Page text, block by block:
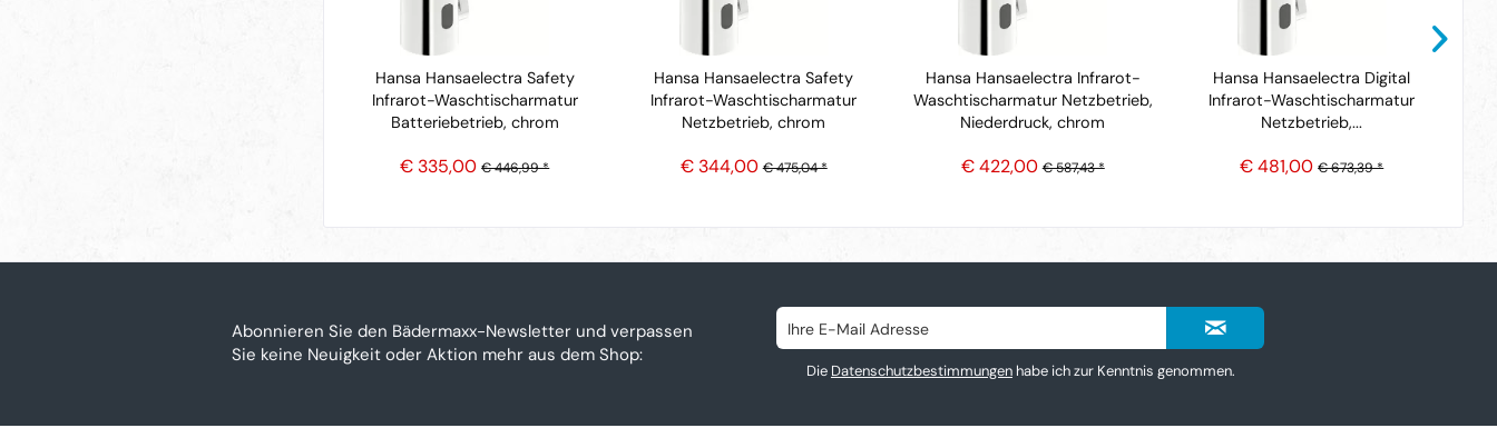
Hansa Hansaelectra Safety
Infrarot-Waschtischarmatur
Batteriebetrieb, chrom
€ 335,00 € 446,99 *
Hansa Hansaelectra Safety
Infrarot-Waschtischarmatur
Netzbetrieb, chrom
€ 344,00 € 475,04 *
Hansa Hansaelectra Infrarot-
Waschtischarmatur Netzbetrieb,
Niederdruck, chrom
€ 422,00 € 587,43 *
Hansa Hansaelectra Digital
Infrarot-Waschtischarmatur
Netzbetrieb,...
€ 481,00 € 673,39 *
Abonnieren Sie den Bädermaxx-Newsletter und verpassen
Sie keine Neuigkeit oder Aktion mehr aus dem Shop:
Die Datenschutzbestimmungenhabe ich zur Kenntnis genommen.